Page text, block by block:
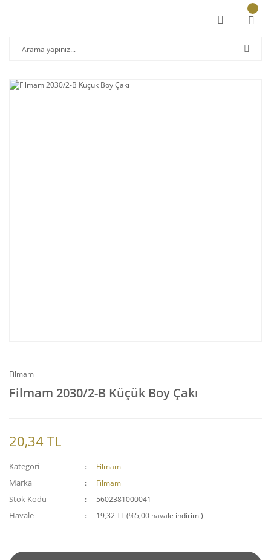
Filmam
Filmam 2030/2-B Küçük Boy Çakı
20,34 TL
Kategori Filmam
Marka Filmam
Stok Kodu 5602381000041
Havale 19,32 TL (%5,00 havale indirimi)